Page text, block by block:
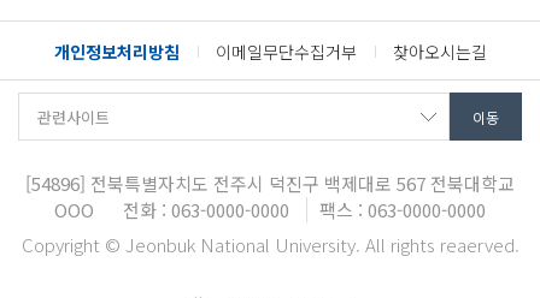
개인정보처리방침 이메일무단수집거부 찾아오시는길
[54896] 전북특별자치도 전주시 덕진구 백제대로 567 전북대학교
OOO
전화 : 063-0000-0000
팩스 : 063-0000-0000
Copyright © Jeonbuk National University. All rights reaerved.